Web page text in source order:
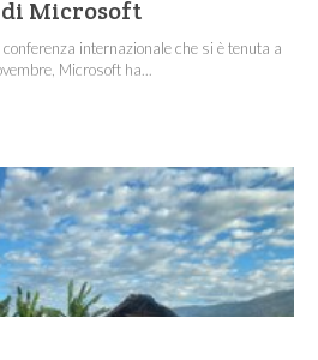
Microsoft
internazionale che si è tenuta a
Microsoft ha...